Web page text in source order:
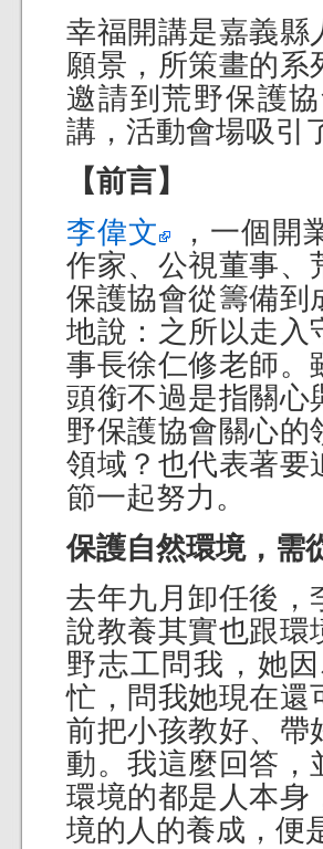
幸福開講是嘉義縣
願景，所策畫的系
邀請到荒野保護
講，活動會場吸引
【前言】
李偉文 ，一個開
作家、公視董事、
保護協會從籌備到
地說：之所以走入
事長徐仁修老師。
頭銜不過是指關心
野保護協會關心的
領域？也代表著要
節一起努力。
保護自然環境，需
去年九月卸任後，
說教養其實也跟環
野志工問我，她
忙，問我她現在還
前把小孩教好、帶
動。我這麼回答，
環境的都是人本身
境的人的養成，便